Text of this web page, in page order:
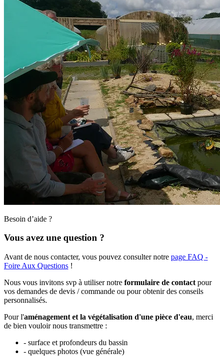
Besoin d’aide ?
Vous avez une question ?
Avant de nous contacter, vous pouvez consulter notre page FAQ -
Foire Aux Questions !
Nous vous invitons svp à utiliser notre formulaire de contact pour
vos demandes de devis / commande ou pour obtenir des conseils
personnalisés.
Pour l'aménagement et la végétalisation d'une pièce d'eau, merci
de bien vouloir nous transmettre :
- surface et profondeurs du bassin
- quelques photos (vue générale)